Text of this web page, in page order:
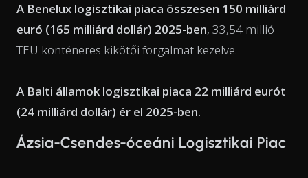
A Benelux logisztikai piaca összesen 150 milliárd
euró (165 milliárd dollár) 2025-ben, 33,54 millió
TEU konténeres kikötői forgalmat kezelve.
A Balti államok logisztikai piaca 22 milliárd eurót
(24 milliárd dollár) ér el 2025-ben.
Ázsia-Csendes-óceáni Logisztikai Piac